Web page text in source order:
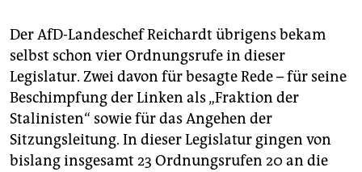
Der AfD-Landeschef Reichardt übrigens bekam
selbst schon vier Ordnungsrufe in dieser
Legislatur. Zwei davon für besagte Rede – für seine
Beschimpfung der Linken als „Fraktion der
Stalinisten“ sowie für das Angehen der
Sitzungsleitung. In dieser Legislatur gingen von
bislang insgesamt 23 Ordnungsrufen 20 an die